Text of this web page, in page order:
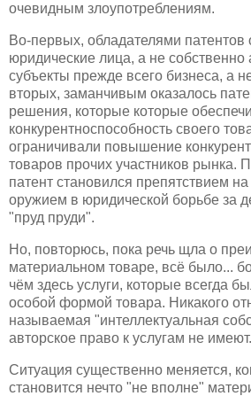
очевидным злоупотреблениям.
Во-первых, обладателями патентов
юридические лица, а не собственно
субъекты прежде всего бизнеса, а
вторых, заманчивым оказалось
решения, которые которые
конкурентноспособность своего
ограничивали повышение
товаров прочих участников рынка.
патент становился препятствием
оружием в юридической борьбе за
"пруд пруди".
Но, повторюсь, пока речь щла о
материальном товаре, всё было...
чём здесь услуги, которые всегда
особой формой товара. Никакого
называемая "интеллектуальная
авторское право к услугам не имеют.
Ситуация существенно меняется,
становится нечто "не вполне"